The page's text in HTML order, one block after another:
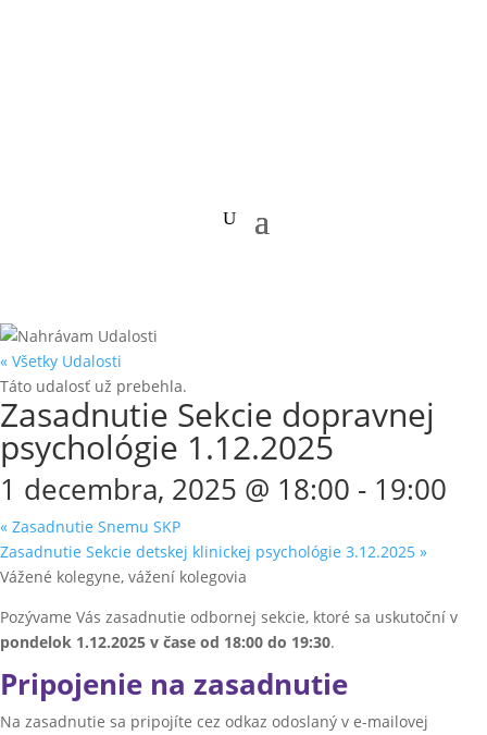
« Všetky Udalosti
Táto udalosť už prebehla.
Zasadnutie Sekcie dopravnej
psychológie 1.12.2025
1 decembra, 2025 @ 18:00 - 19:00
« Zasadnutie Snemu SKP
Zasadnutie Sekcie detskej klinickej psychológie 3.12.2025 »
Vážené kolegyne, vážení kolegovia
Pozývame Vás zasadnutie odbornej sekcie, ktoré sa uskutoční v
pondelok 1.12.2025 v čase od 18:00 do 19:30.
Pripojenie na zasadnutie
Na zasadnutie sa pripojíte cez odkaz odoslaný v e-mailovej